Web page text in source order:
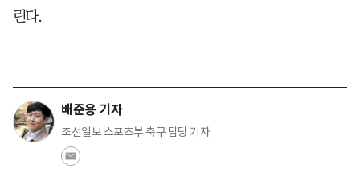
린다.
배준용 기자
조선일보 스포츠부 축구 담당 기자